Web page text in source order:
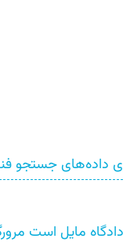
داده‌های جستجو
مایل است